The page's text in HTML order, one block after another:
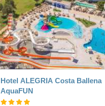
Hotel ALEGRIA Costa Ballena
AquaFUN